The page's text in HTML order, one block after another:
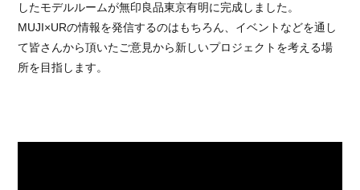
したモデルルームが無印良品東京有明に完成しました。
MUJI×URの情報を発信するのはもちろん、イベントなどを通し
て皆さんから頂いたご意見から新しいプロジェクトを考える場
所を目指します。